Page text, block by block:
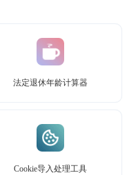
法定退休年龄计算器
Cookie导入处理工具